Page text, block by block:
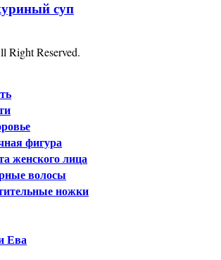
суп
Right Reserved.
фигура
женского лица
волосы
ножки
Ева